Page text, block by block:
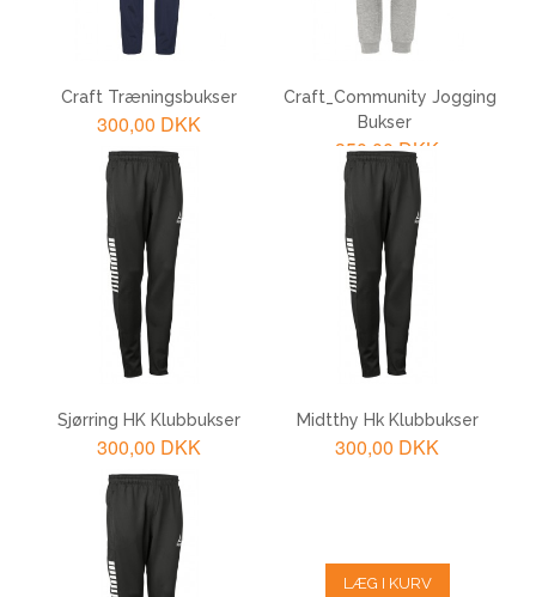
Craft Træningsbukser
300,00 DKK
LÆG I KURV
Craft_Community Jogging
Bukser
350,00 DKK
LÆG I KURV
Sjørring HK Klubbukser
300,00 DKK
LÆG I KURV
Midtthy Hk Klubbukser
300,00 DKK
LÆG I KURV